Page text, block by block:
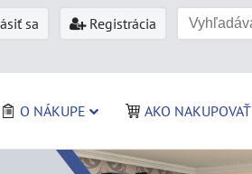
sa Registrácia
O NÁKUPE AKO NAKUPOVAŤ